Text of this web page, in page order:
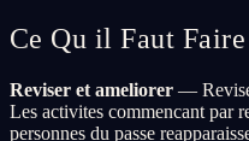
Ce Qu il Faut Faire
Reviser et ameliorer —
Les activites commencant par
personnes du passe